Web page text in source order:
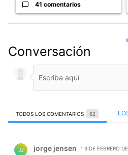
41 comentarios
Conversación
TODOS LOS COMENTARIOS 62
JJ jorge jensen 9 DE FEBRERO